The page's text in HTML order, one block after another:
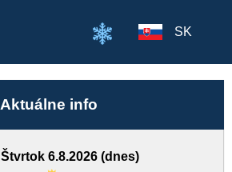
SK
Aktuálne info
Štvrtok 6.8.2026 (dnes)